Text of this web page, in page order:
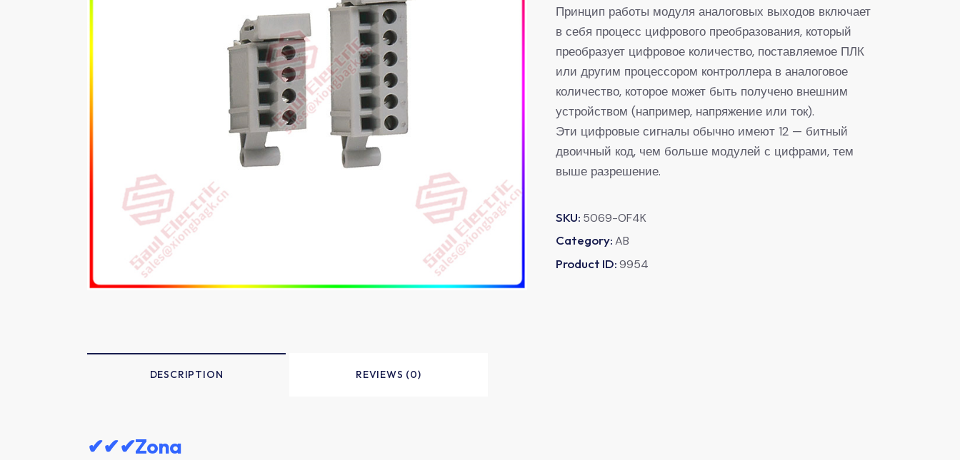
Принцип работы модуля аналоговых выходов включает
в себя процесс цифрового преобразования, который
преобразует цифровое количество, поставляемое ПЛК
или другим процессором контроллера в аналоговое
количество, которое может быть получено внешним
устройством (например, напряжение или ток).
Эти цифровые сигналы обычно имеют 12 — битный
двоичный код, чем больше модулей с цифрами, тем
выше разрешение.
SKU: 5069-OF4K
Category:AB
Product ID:9954
DESCRIPTION REVIEWS (0)
✔✔✔Zona